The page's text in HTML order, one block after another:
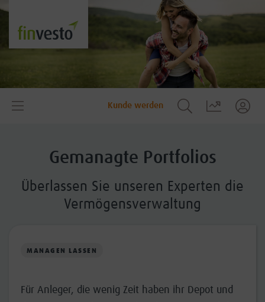
Kunde werden
Gemanagte Portfolios
Überlassen Sie unseren Experten die
Vermögensverwaltung
MANAGEN LASSEN
Für Anleger, die wenig Zeit haben ihr Depot und